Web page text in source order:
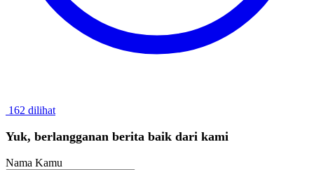
162 dilihat
Yuk, berlangganan berita baik dari kami
Nama Kamu